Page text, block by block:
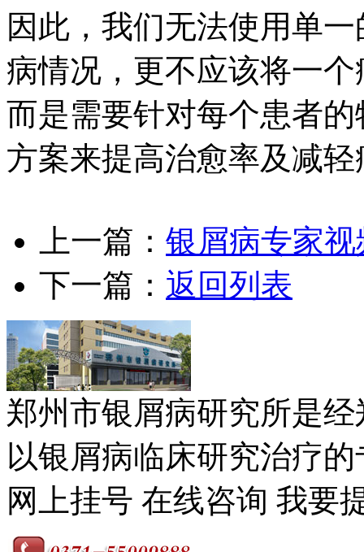
因此，我们无法使用单
病情况，更不应该将一
而是需要针对每个患者
方案来提高治愈率及减
上一篇： 银屑病专家视
下一篇： 返回列表
郑州市银屑病研究所是
以银屑病临床研究治疗
网上挂号 在线咨询 我要